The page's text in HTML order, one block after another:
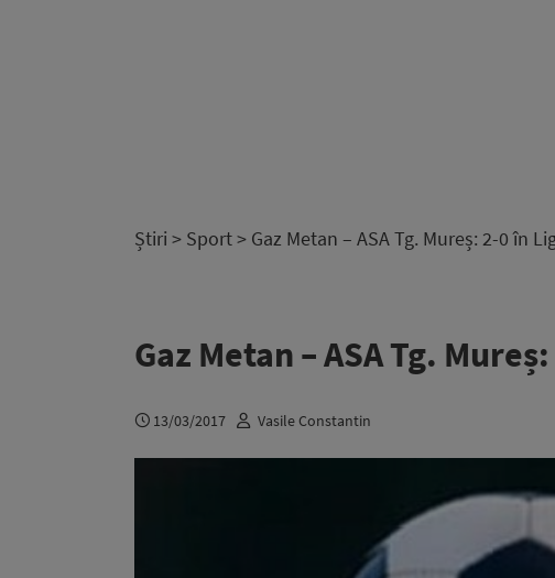
Știri > Sport> Gaz Metan – ASA Tg. Mureș: 2-0 în
Gaz Metan – ASA Tg.
13/03/2017 Vasile Constantin